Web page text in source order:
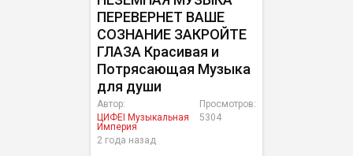
ПЕРЕВЕРНЕТ ВАШЕ
СОЗНАНИЕ ЗАКРОЙТЕ
ГЛАЗА Красивая и
Потрясающая Музыка
для души
Просмотров:
5304
Автор:
ЦИФЕI Музыкальная
Империя
2 года назад